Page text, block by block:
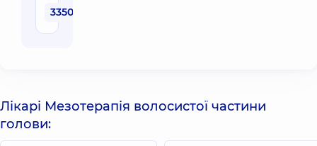
3350 грн
Лікарі Мезотерапія волосистої частини
голови: